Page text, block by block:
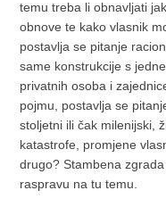
temu treba li obnavljati
obnove te kako vlasnik
postavlja se pitanje
same konstrukcije s
privatnih osoba i
pojmu, postavlja se
stoljetni ili čak milenijski,
katastrofe, promjene
drugo? Stambena
raspravu na tu temu.